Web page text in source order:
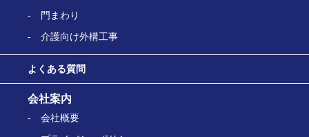
門まわり
介護向け外構工事
よくある質問
会社案内
会社概要